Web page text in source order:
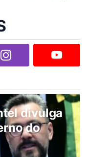
divulga
do